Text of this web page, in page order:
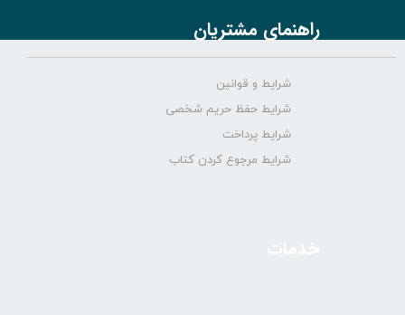
راهنمای مشتریان
شرایط و قوانین
شرایط حفظ حریم شخصی
شرایط پرداخت
شرایط مرجوع کردن کتاب